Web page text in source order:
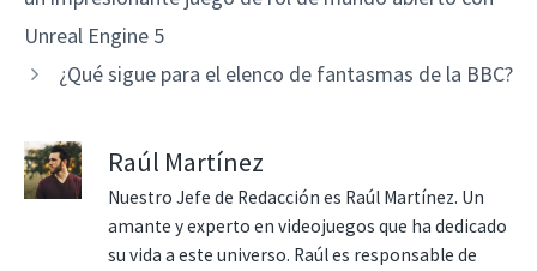
Unreal Engine 5
¿Qué sigue para el elenco de fantasmas de la BBC?
Raúl Martínez
Nuestro Jefe de Redacción es Raúl Martínez. Un
amante y experto en videojuegos que ha dedicado
su vida a este universo. Raúl es responsable de